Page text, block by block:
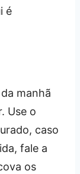
é
manhã
Use o
caso
fale a
os